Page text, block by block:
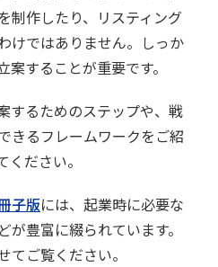
制作したり、リスティング
けではありません。しっか
することが重要です。
するためのステップや、戦
きるフレームワークをご紹
ださい。
子版には、起業時に必要な
豊富に綴られています。
てご覧ください。